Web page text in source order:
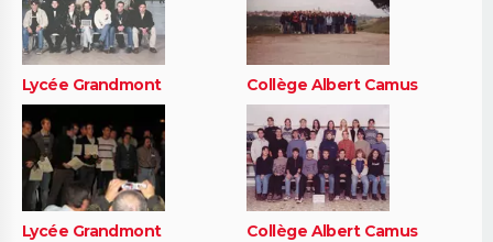
Lycée Grandmont Collège Albert Camus
Lycée Grandmont Collège Albert Camus